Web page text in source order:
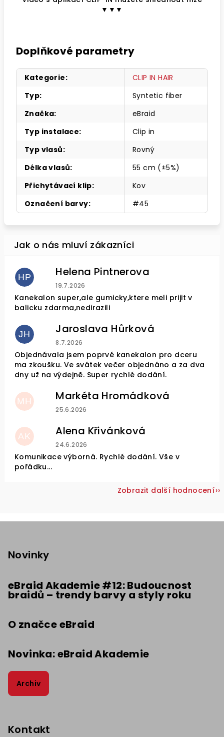
▼▼▼
Doplňkové parametry
Kategorie:
CLIP IN HAIR
Typ:
Syntetic fiber
Značka:
eBraid
Typ instalace:
Clip in
Typ vlasů:
Rovný
Délka vlasů:
55 cm (±5%)
Přichytávací klip:
Kov
Označení barvy: #45
HP Helena Pintnerova
Hodnocení obchodu je 4 z 5 hvězdiček.
19.7.2026
Kanekalon super,ale gumicky,ktere meli prijit v
balicku zdarma,nedirazili
JH Jaroslava Hůrková
Hodnocení obchodu je 5 z 5 hvězdiček.
8.7.2026
Objednávala jsem poprvé kanekalon pro dceru
ma zkoušku. Ve svátek večer objednáno a za dva
dny už na výdejně. Super rychlé dodání.
MH Markéta Hromádková
Hodnocení obchodu je 5 z 5 hvězdiček.
25.6.2026
AK Alena Křivánková
Hodnocení obchodu je 5 z 5 hvězdiček.
24.6.2026
Komunikace výborná. Rychlé dodání. Vše v
pořádku...
Zobrazit další hodnocení
Novinky
eBraid Akademie #12: Budoucnost
braidů – trendy barvy a styly roku
O značce eBraid
Novinka: eBraid Akademie
Archiv
Kontakt